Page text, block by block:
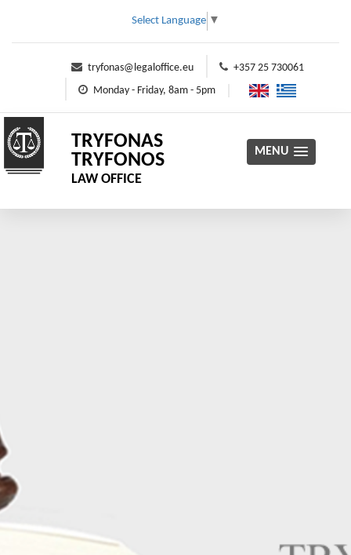
Select Language ▼
tryfonas@legaloffice.eu
+357 25 730061
Monday - Friday, 8am - 5pm
TRYFONAS
TRYFONOS
LAW OFFICE
MENU